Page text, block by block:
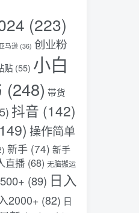
(223)
马逊 (36) 创业粉
贴 (55) 小白
(248) 带货
抖音 (142)
操作简单
新手 (74) 新手
直播 (68) 无脑搬运
(89) 日入
2000+ (82) 日